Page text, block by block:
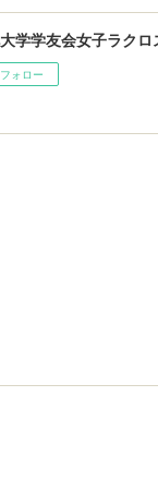
フォロー